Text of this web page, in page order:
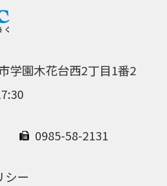
学園木花台西2丁目1番2
0985-58-2131
シー